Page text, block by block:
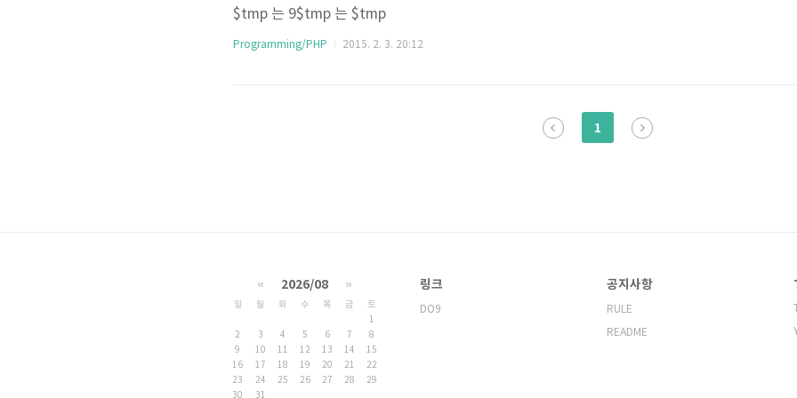
$tmp 는 9$tmp 는 $tmp
Programming/PHP 2015. 2. 3. 20:12
1
« 2026/08 »
일 월 화 수 목 금
토
1
2
3 4 5 6 7
8
9
10 11 12 13 14
15
16
17 18 19 20 21
22
23
24 25 26 27 28
29
30
31
링크
DO9
공지사항
RULE
README